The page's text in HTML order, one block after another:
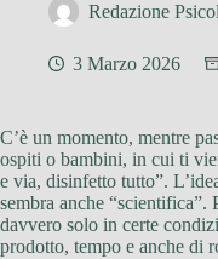
Redazione
3 Marzo 2026
C’è un momento, mentre
ospiti o bambini, in cui ti
e via, disinfetto tutto”.
sembra anche
davvero solo in certe
prodotto, tempo e anche di